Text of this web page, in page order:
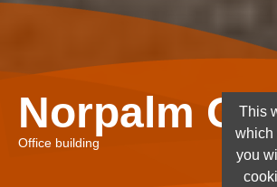
Norpalm
Office building
This
which
you